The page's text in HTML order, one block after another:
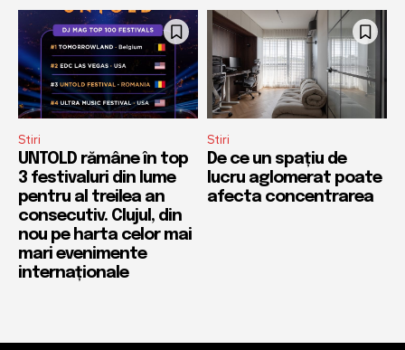
Stiri
UNTOLD rămâne în top
3 festivaluri din lume
pentru al treilea an
consecutiv. Clujul, din
nou pe harta celor mai
mari evenimente
internaționale
Stiri
De ce un spațiu de
lucru aglomerat poate
afecta concentrarea